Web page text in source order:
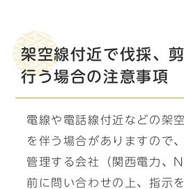
架空線付近で伐採、
行う場合の注意事項
電線や電話線付近などの架
を伴う場合がありますので
管理する会社（関西電力、
前に問い合わせの上、指示